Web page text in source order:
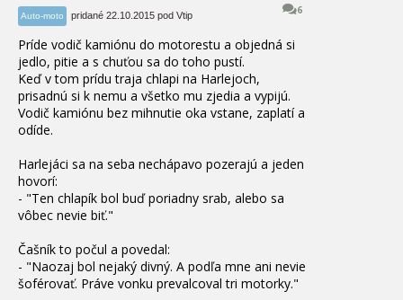
6
Auto-moto pridané 22.10.2015 pod Vtip
Príde vodič kamiónu do motorestu a objedná si
jedlo, pitie a s chuťou sa do toho pustí.
Keď v tom prídu traja chlapi na Harlejoch,
prisadnú si k nemu a všetko mu zjedia a vypijú.
Vodič kamiónu bez mihnutie oka vstane, zaplatí a
odíde.
Harlejáci sa na seba nechápavo pozerajú a jeden
hovorí:
- "Ten chlapík bol buď poriadny srab, alebo sa
vôbec nevie biť."
Čašník to počul a povedal:
- "Naozaj bol nejaký divný. A podľa mne ani nevie
šoférovať. Práve vonku prevalcoval tri motorky."